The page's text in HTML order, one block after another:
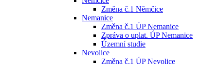
Změna č.1 Němčice
Nemanice
Změna č.1 ÚP Nemanice
Zpráva o uplat. ÚP Nemanice
Územní studie
Nevolice
Změna č.1 ÚP Nevolice